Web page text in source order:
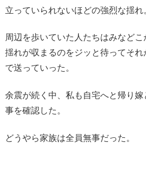
立っていられないほどの強烈な揺れ
周辺を歩いていた人たちはみなど
揺れが収まるのをジッと待ってそれ
で送っていった。
余震が続く中、私も自宅へと帰り
事を確認した。
どうやら家族は全員無事だった。